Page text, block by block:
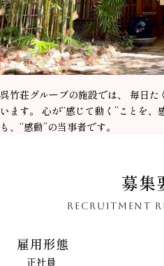
呉竹荘グループの施設では、 毎日
います。 心が“感じて動く”ことを、
も、“感動”の当事者です。
募集
RECRUITMENT
雇用形態
正社員